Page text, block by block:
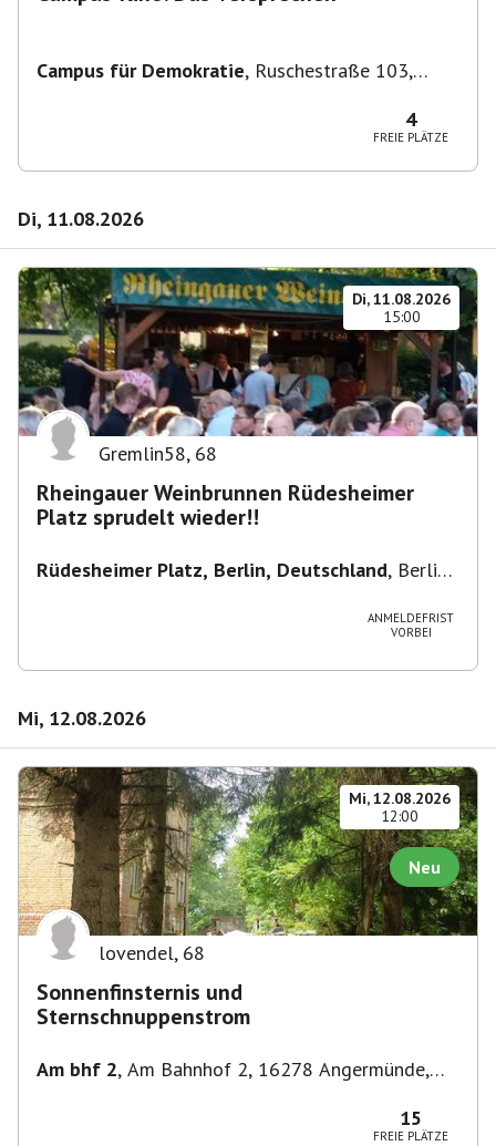
Campus für Demokratie, Ruschestraße 103,
4
FREIE PLÄTZE
Di, 11.08.2026
Di, 11.08.2026
15:00
Gremlin58, 68
Rheingauer Weinbrunnen Rüdesheimer
Platz sprudelt wieder!!
Rüdesheimer Platz, Berlin, Deutschland, Berlin-
ANMELDEFRIST
VORBEI
Mi, 12.08.2026
Mi, 12.08.2026
12:00
Neu
lovendel, 68
Sonnenfinsternis und
Sternschnuppenstrom
Am bhf 2, Am Bahnhof 2, 16278 Angermünde,
15
FREIE PLÄTZE